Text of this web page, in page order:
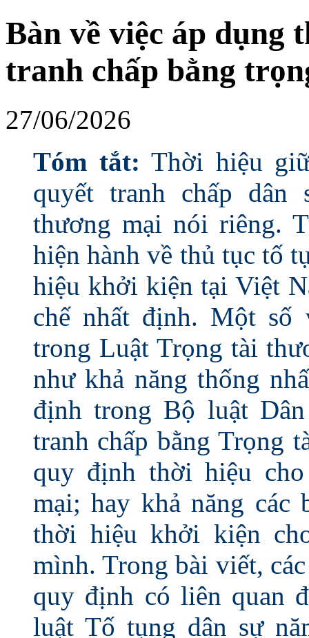
Bàn về việc áp dụng
tranh chấp bằng
27/06/2026
Tóm tắt: Thời hiệu
quyết tranh chấp
thương mại nói riêng.
hiện hành về thủ tục tố
hiệu khởi kiện tại Việt
chế nhất định. Một số
trong Luật Trọng tài
như khả năng thống
định trong Bộ luật
tranh chấp bằng Trọng
quy định thời hiệu
mại; hay khả năng các
thời hiệu khởi kiện
mình. Trong bài viết,
quy định có liên quan
luật Tố tụng dân sự